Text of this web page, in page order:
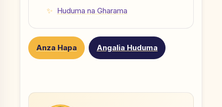
Huduma na Gharama
Anza Hapa Angalia Huduma